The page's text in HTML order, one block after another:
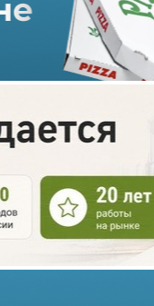
«Азбука
новый
в Москве
04.02.2021 г. в 09:43